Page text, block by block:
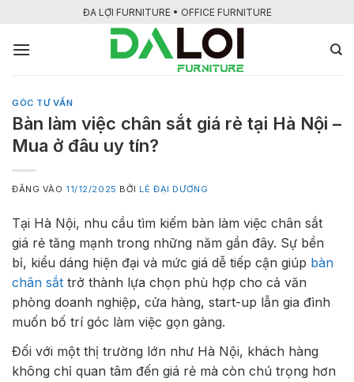
nội
ĐA LỢI FURNITURE • OFFICE FURNITURE
GÓC TƯ VẤN
Bàn làm việc chân sắt giá rẻ tại Hà Nội –
Mua ở đâu uy tín?
ĐĂNG VÀO 11/12/2025 BỞI LÊ ĐẠI DƯƠNG
Tại Hà Nội, nhu cầu tìm kiếm bàn làm việc chân sắt
giá rẻ tăng mạnh trong những năm gần đây. Sự bền
bỉ, kiểu dáng hiện đại và mức giá dễ tiếp cận giúp bàn
chân sắt trở thành lựa chọn phù hợp cho cả văn
phòng doanh nghiệp, cửa hàng, start-up lẫn gia đình
muốn bố trí góc làm việc gọn gàng.
Đối với một thị trường lớn như Hà Nội, khách hàng
không chỉ quan tâm đến giá rẻ mà còn chú trọng hơn